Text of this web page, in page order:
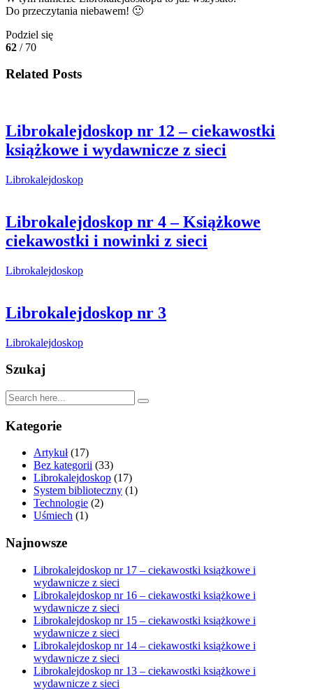
Do przeczytania niebawem! 🙂
Podziel się
62 / 70
Related Posts
Librokalejdoskop nr 12 – ciekawostki
książkowe i wydawnicze z sieci
Librokalejdoskop
Librokalejdoskop nr 4 – Książkowe
ciekawostki i nowinki z sieci
Librokalejdoskop
Librokalejdoskop nr 3
Librokalejdoskop
Szukaj
Kategorie
Artykuł(17)
Bez kategorii (33)
Librokalejdoskop (17)
System biblioteczny (1)
Technologie (2)
Uśmiech (1)
Najnowsze
Librokalejdoskop nr 17 – ciekawostki książkowe i
wydawnicze z sieci
Librokalejdoskop nr 16 – ciekawostki książkowe i
wydawnicze z sieci
Librokalejdoskop nr 15 – ciekawostki książkowe i
wydawnicze z sieci
Librokalejdoskop nr 14 – ciekawostki książkowe i
wydawnicze z sieci
Librokalejdoskop nr 13 – ciekawostki książkowe i
wydawnicze z sieci